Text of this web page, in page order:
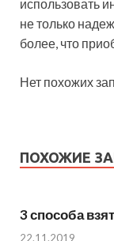
использовать
не только
более, что
Нет похожих
ПОХОЖИЕ
3 способа
22.11.2019